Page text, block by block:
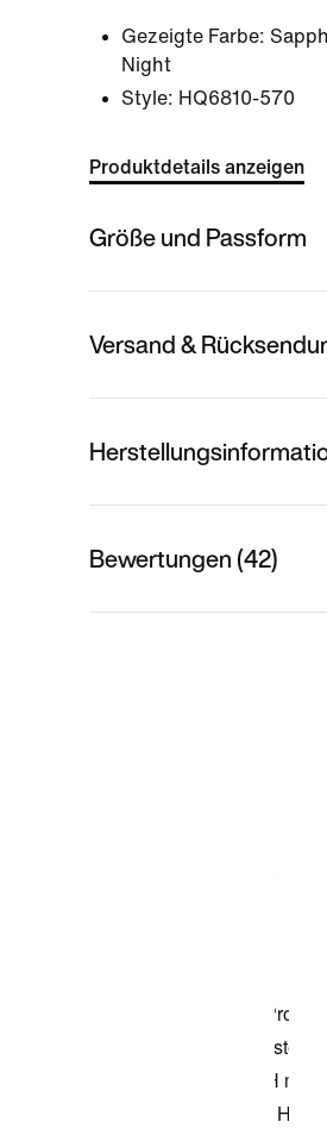
Gezeigte Farbe:
Night
Style: HQ6810-570
Produktdetails anzeigen
Größe und Passform
Versand &
Bewertungen (42)